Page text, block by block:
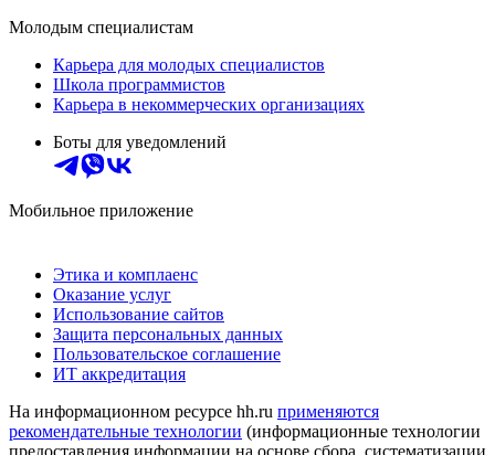
Молодым специалистам
Карьера для молодых специалистов
Школа программистов
Карьера в некоммерческих организациях
Боты для уведомлений
Мобильное приложение
Этика и комплаенс
Оказание услуг
Использование сайтов
Защита персональных данных
Пользовательское соглашение
ИТ аккредитация
На информационном ресурсе hh.ru применяются
рекомендательные технологии (информационные технологии
предоставления информации на основе сбора, систематизации